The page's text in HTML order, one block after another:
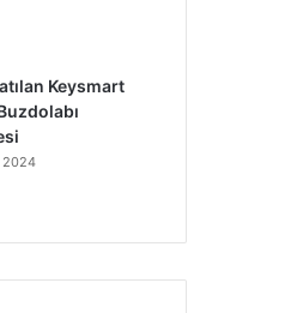
Keysmart
2024